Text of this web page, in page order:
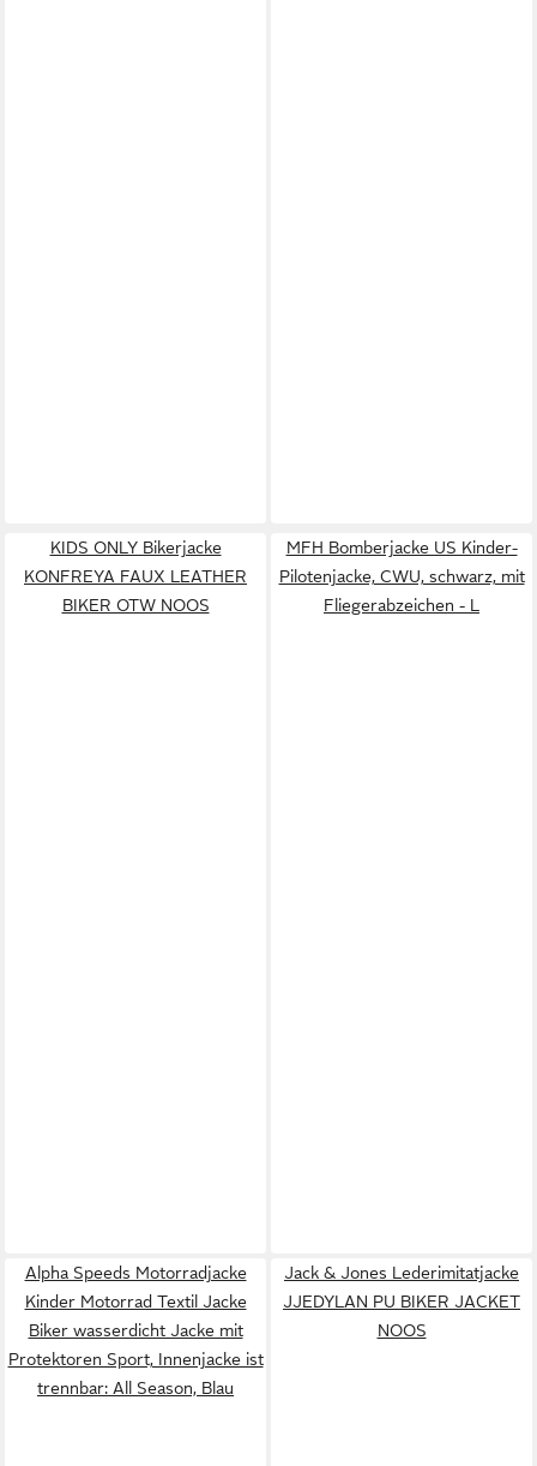
KIDS ONLY Bikerjacke
KONFREYA FAUX LEATHER
BIKER OTW NOOS
MFH Bomberjacke US Kinder-
Pilotenjacke, CWU, schwarz, mit
Fliegerabzeichen - L
Alpha Speeds Motorradjacke
Kinder Motorrad Textil Jacke
Biker wasserdicht Jacke mit
Protektoren Sport, Innenjacke ist
trennbar: All Season, Blau
Jack & Jones Lederimitatjacke
JJEDYLAN PU BIKER JACKET
NOOS